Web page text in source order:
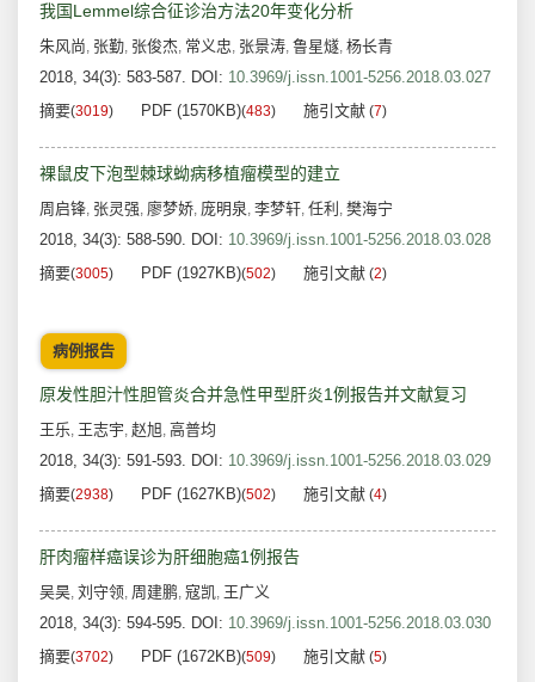
我国Lemmel综合征诊治方法20年变化分析
朱风尚, 张勤, 张俊杰, 常义忠, 张景涛, 鲁星燧, 杨长青
2018, 34(3): 583-587. DOI: 10.3969/j.issn.1001-5256.2018.03.027
摘要(3019) PDF (1570KB)(483) 施引文献 (7)
裸鼠皮下泡型棘球蚴病移植瘤模型的建立
周启锋, 张灵强, 廖梦娇, 庞明泉, 李梦轩, 任利 , 樊海宁
2018, 34(3): 588-590. DOI: 10.3969/j.issn.1001-5256.2018.03.028
摘要(3005) PDF (1927KB)(502) 施引文献 (2)
病例报告
原发性胆汁性胆管炎合并急性甲型肝炎1例报告并文献复习
王乐, 王志宇, 赵旭, 高普均
2018, 34(3): 591-593. DOI: 10.3969/j.issn.1001-5256.2018.03.029
摘要(2938) PDF (1627KB)(502) 施引文献 (4)
肝肉瘤样癌误诊为肝细胞癌1例报告
吴昊, 刘守领, 周建鹏, 寇凯, 王广义
2018, 34(3): 594-595. DOI: 10.3969/j.issn.1001-5256.2018.03.030
摘要(3702) PDF (1672KB)(509) 施引文献 (5)